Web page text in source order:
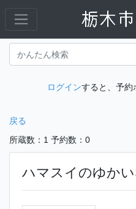
ログインすると、予約
戻る
所蔵数：1 予約数：0
ハマスイのゆか